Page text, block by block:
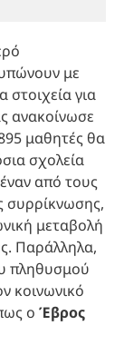
με
για
ανακοίνωσε
μαθητές θα
σχολεία
από τους
συρρίκνωσης,
μεταβολή
Παράλληλα,
πληθυσμού
κοινωνικό
ο Έβρος